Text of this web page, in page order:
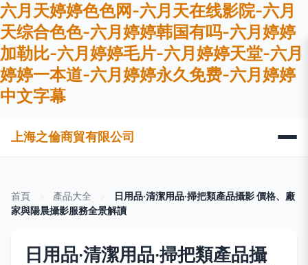
六月天婷婷色色网-六月天在线影院-六月
天综合色色-六月婷婷韩国有吗-六月婷婷
加勒比-六月婷婷毛片-六月婷婷天堂-六月
婷婷一本道-六月婷婷永久免费-六月婷婷
中文字幕
上海之倫商貿有限公司
首頁 產品大全
日用品·清潔用品·掃把類產品攝影 價格、廠
家與陽晨攝影服務全景解讀
日用品·清潔用品·掃把類產品攝